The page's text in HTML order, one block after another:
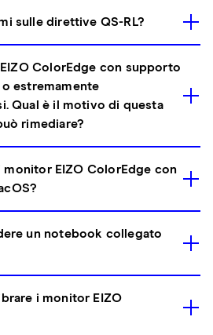
sulle direttive QS-RL?
ColorEdge con supporto
o estremamente
Qual è il motivo di questa
rimediare?
monitor EIZO ColorEdge con
un notebook collegato
i monitor EIZO